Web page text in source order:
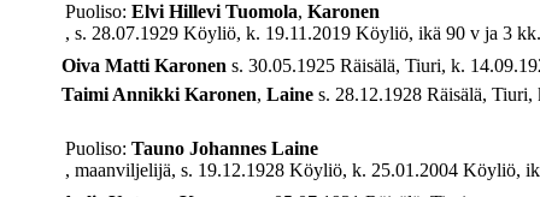
Puoliso: Elvi Hillevi Tuomola, Karonen
, s. 28.07.1929 Köyliö, k. 19.11.2019 Köyliö, ikä 90 v ja 3 kk.
Oiva Matti Karonen s. 30.05.1925 Räisälä, Tiuri, k.
Taimi Annikki Karonen, Laine s. 28.12.1928 Räisälä,
Puoliso: Tauno Johannes Laine
, maanviljelijä, s. 19.12.1928 Köyliö, k. 25.01.2004 Köyliö,